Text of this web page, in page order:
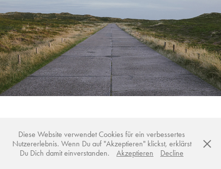
2015
Copyright © 2025 Sten Schneider
Diese Website verwendet Cookies für ein verbessertes
Nutzererlebnis. Wenn Du auf "Akzeptieren" klickst, erklärst
Du Dich damit einverstanden.
Akzeptieren Decline